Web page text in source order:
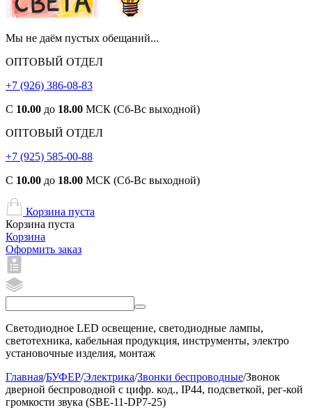
Мы не даём пустых обещаний...
ОПТОВЫЙ ОТДЕЛ
+7 (926) 386-08-83
С 10.00 до 18.00 МСК (Сб-Вс выходной)
ОПТОВЫЙ ОТДЕЛ
+7 (925) 585-00-88
С 10.00 до 18.00 МСК (Сб-Вс выходной)
Корзина пуста
Корзина пуста
Корзина
Оформить заказ
Светодиодное LED освещение, светодиодные лампы,
светотехника, кабельная продукция, инструменты, электро
установочные изделия, монтаж
Главная/БУФЕР/Электрика/Звонки беспроводные/Звонок
дверной беспроводной с цифр. код., IP44, подсветкой, рег-кой
громкости звука (SBE-11-DP7-25)